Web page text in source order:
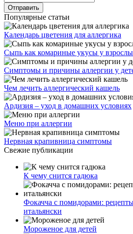
Популярные статьи
Календарь цветения для аллергика
Сыпь как комариные укусы у
Симптомы и причины аллергии у
Чем лечить аллергический кашель
Ардизия – уход в домашних условиях
Меню при аллергии
Нервная крапивница симптомы
Свежие публикации
К чему снится гадюка
Фокачча с помидорами:
итальянски
Мороженое для детей